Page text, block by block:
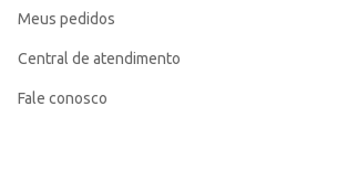
Meus pedidos
Central de atendimento
Fale conosco